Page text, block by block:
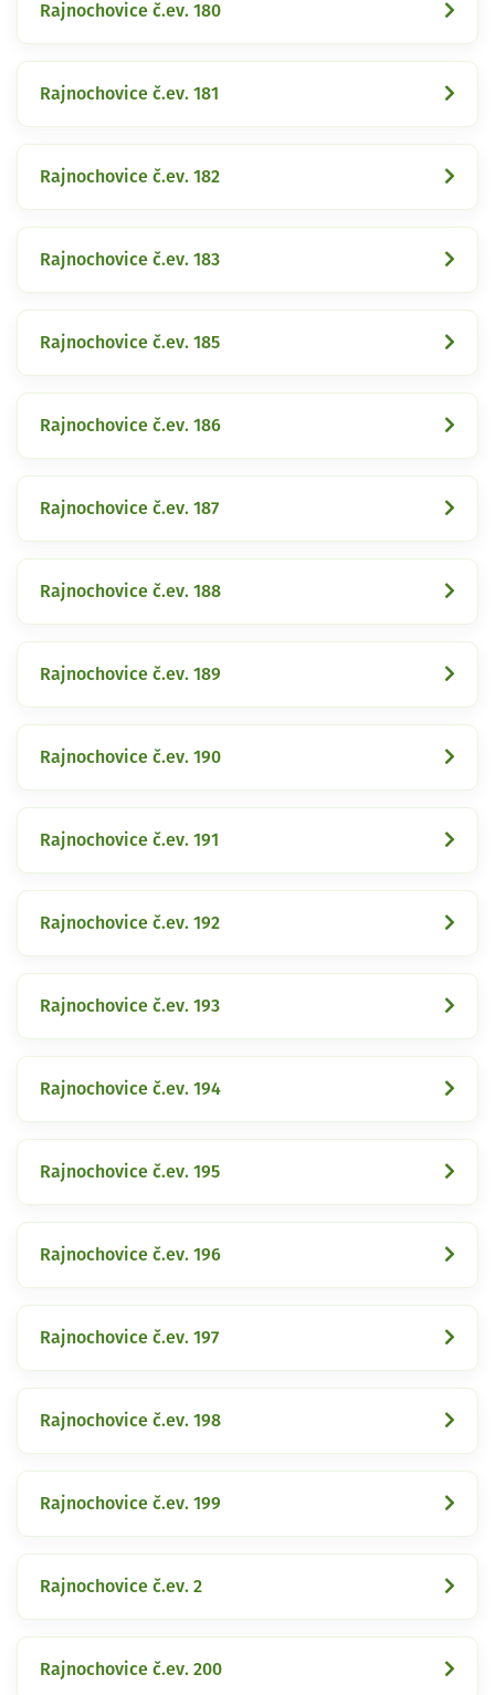
Rajnochovice č.ev. 180
Rajnochovice č.ev. 181
Rajnochovice č.ev. 182
Rajnochovice č.ev. 183
Rajnochovice č.ev. 185
Rajnochovice č.ev. 186
Rajnochovice č.ev. 187
Rajnochovice č.ev. 188
Rajnochovice č.ev. 189
Rajnochovice č.ev. 190
Rajnochovice č.ev. 191
Rajnochovice č.ev. 192
Rajnochovice č.ev. 193
Rajnochovice č.ev. 194
Rajnochovice č.ev. 195
Rajnochovice č.ev. 196
Rajnochovice č.ev. 197
Rajnochovice č.ev. 198
Rajnochovice č.ev. 199
Rajnochovice č.ev. 2
Rajnochovice č.ev. 200